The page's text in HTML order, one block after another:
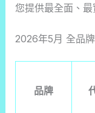
您提供最全面、最
2026年5月 全品
品牌